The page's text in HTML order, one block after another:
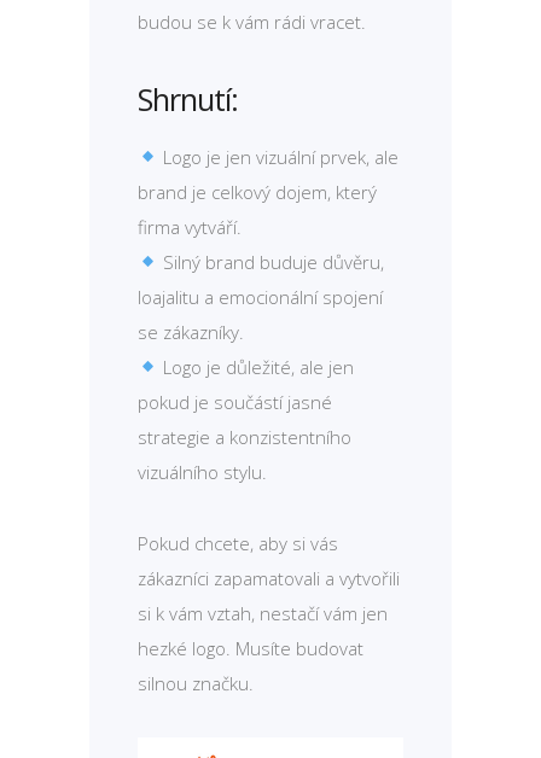
budou se k vám rádi vracet.
Shrnutí:
Logo je jen vizuální prvek, ale
brand je celkový dojem, který
firma vytváří.
Silný brand buduje důvěru,
loajalitu a emocionální spojení
se zákazníky.
Logo je důležité, ale jen
pokud je součástí jasné
strategie a konzistentního
vizuálního stylu.
Pokud chcete, aby si vás
zákazníci zapamatovali a vytvořili
si k vám vztah, nestačí vám jen
hezké logo. Musíte budovat
silnou značku.